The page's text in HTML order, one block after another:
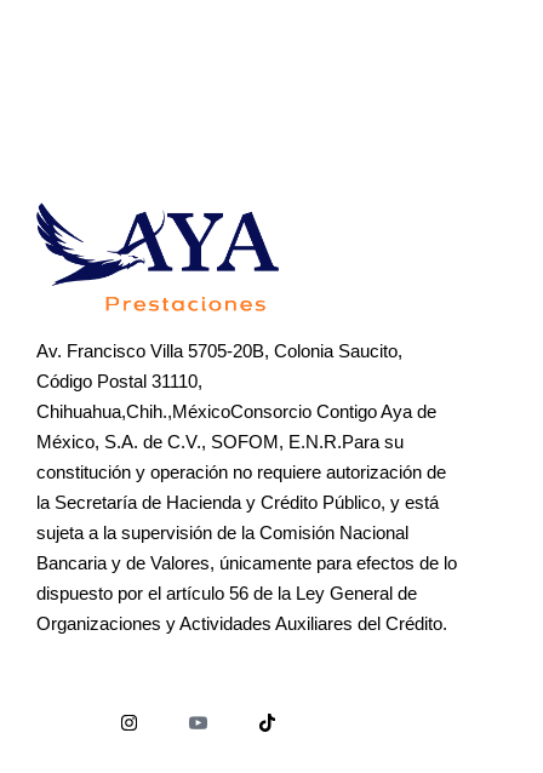
Av. Francisco Villa 5705-20B, Colonia Saucito,
Código Postal 31110,
Chihuahua,Chih.,MéxicoConsorcio Contigo Aya de
México, S.A. de C.V., SOFOM, E.N.R.Para su
constitución y operación no requiere autorización de
la Secretaría de Hacienda y Crédito Público, y está
sujeta a la supervisión de la Comisión Nacional
Bancaria y de Valores, únicamente para efectos de lo
dispuesto por el artículo 56 de la Ley General de
Organizaciones y Actividades Auxiliares del Crédito.